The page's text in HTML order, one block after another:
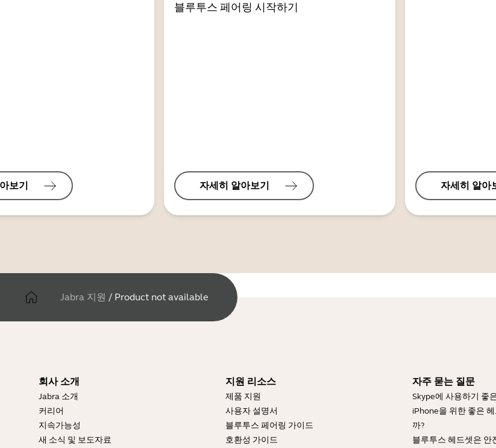
보기
블루투스 페어링 시작하기
자세히 알아보기 자세히 알아
Jabra 지원 / Product not available
회사 소개
Jabra 소개
커리어
지속가능성
새 소식 및 보도자료
지원 리소스
제품 지원
사용자 설명서
블루투스 페어링 가이드
호환성 가이드
자주 묻는 질문
Skype에 사용하기 좋
iPhone을 위한 좋은
까?
블루투스 헤드셋은 안